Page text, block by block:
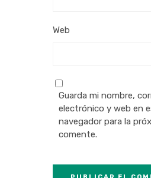
Web
Guarda mi nombre,
electrónico y web en
navegador para la
comente.